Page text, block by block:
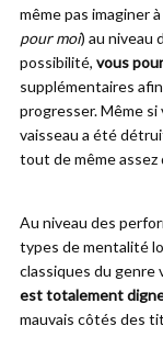
même pas imaginer
pour moi) au niveau
possibilité, vous
supplémentaires
progresser. Même
vaisseau a été
tout de même assez
Au niveau des
types de mentalité
classiques du genre
est totalement
mauvais côtés des